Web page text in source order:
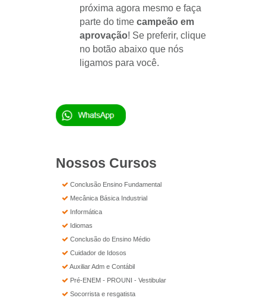
próxima agora mesmo e faça
parte do time campeão em
aprovação! Se preferir, clique
no botão abaixo que nós
ligamos para você.
Nossos Cursos
Conclusão Ensino Fundamental
Mecânica Básica Industrial
Informática
Idiomas
Conclusão do Ensino Médio
Cuidador de Idosos
Auxiliar Adm e Contábil
Pré-ENEM - PROUNI - Vestibular
Socorrista e resgatista